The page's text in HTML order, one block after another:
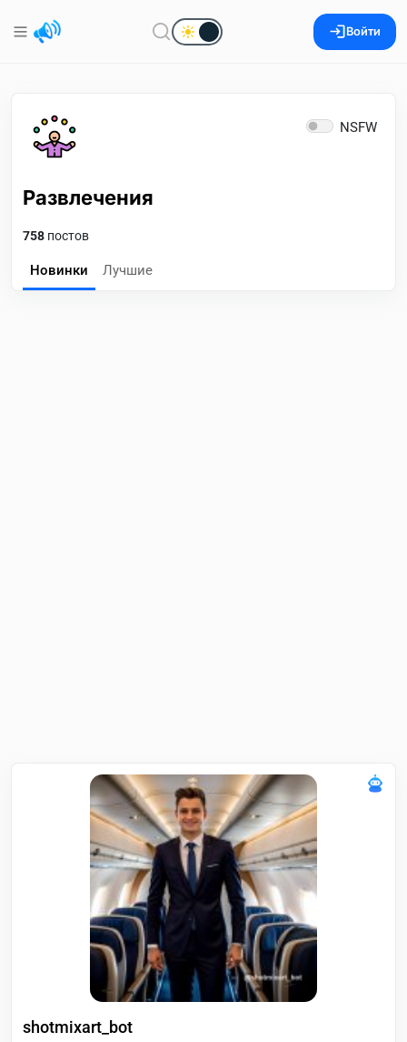
Войти
NSFW
Развлечения
758 постов
Новинки Лучшие
shotmixart_bot